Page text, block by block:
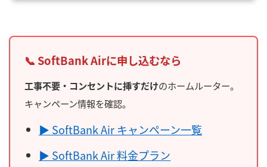
📞 SoftBank Airに申し込むなら
工事不要・コンセントに挿すだけのホームルーター。
キャンペーン情報を確認。
▶ SoftBank Air キャンペーン一覧
▶ SoftBank Air 料金プラン